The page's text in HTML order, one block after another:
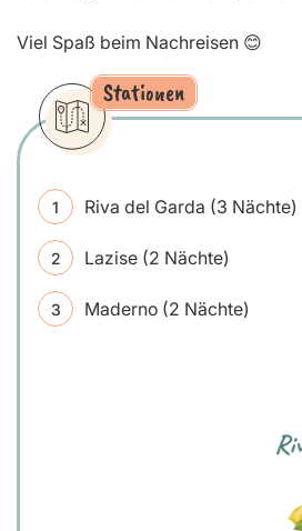
Viel Spaß beim Nachreisen 😊
Stationen
Riva del Garda (3 Nächte)
Lazise (2 Nächte)
Maderno (2 Nächte)